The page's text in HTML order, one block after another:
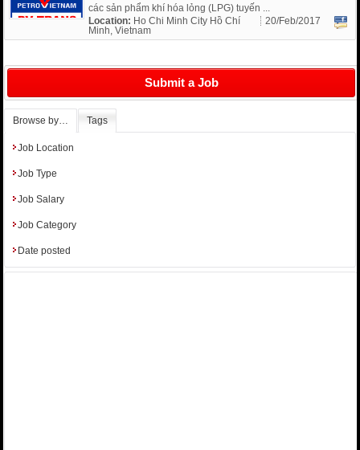
các sản phẩm khí hóa lỏng (LPG) tuyến ...
Location: Ho Chi Minh City Hồ Chí
Minh, Vietnam
20/Feb/2017
Submit a Job
Browse by… Tags
Job Location
Job Type
Job Salary
Job Category
Date posted